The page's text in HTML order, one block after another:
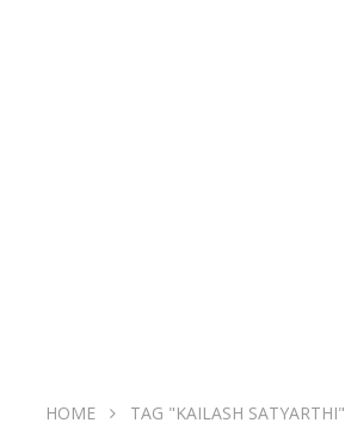
HOME TAG "KAILASH SATYARTHI"